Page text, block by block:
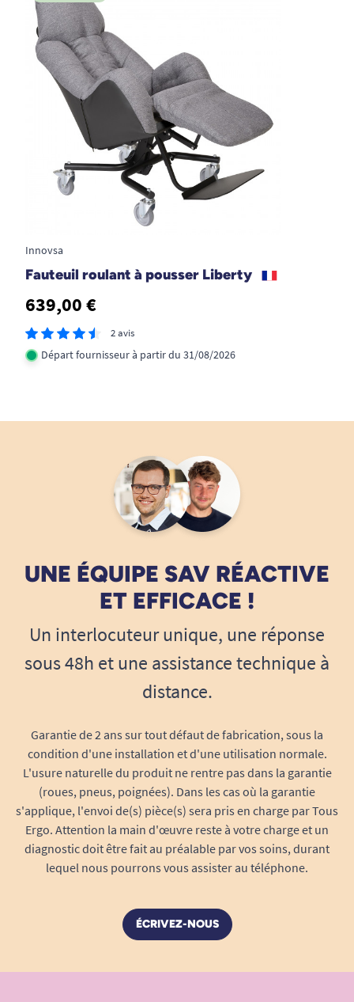
Innovsa
Fauteuil roulant à pousser Liberty
639,00 €
2 avis
Départ fournisseur à partir du 31/08/2026
UNE ÉQUIPE SAV RÉACTIVE
ET EFFICACE !
Un interlocuteur unique, une réponse
sous 48h et une assistance technique à
distance.
Garantie de 2 ans sur tout défaut de fabrication, sous la
condition d'une installation et d'une utilisation normale.
L'usure naturelle du produit ne rentre pas dans la garantie
(roues, pneus, poignées). Dans les cas où la garantie
s'applique, l'envoi de(s) pièce(s) sera pris en charge par Tous
Ergo. Attention la main d'œuvre reste à votre charge et un
diagnostic doit être fait au préalable par vos soins, durant
lequel nous pourrons vous assister au téléphone.
ÉCRIVEZ-NOUS